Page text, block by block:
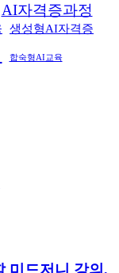
AI자격증과정
생성형AI자격증
합숙형AI교육
미드저니 강의,